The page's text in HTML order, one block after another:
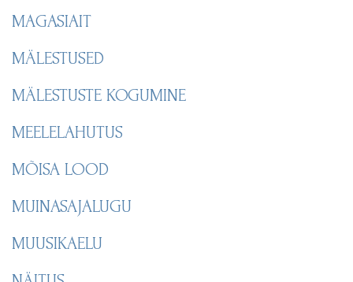
MAGASIAIT
MÄLESTUSED
MÄLESTUSTE KOGUMINE
MEELELAHUTUS
MÕISA LOOD
MUINASAJALUGU
MUUSIKAELU